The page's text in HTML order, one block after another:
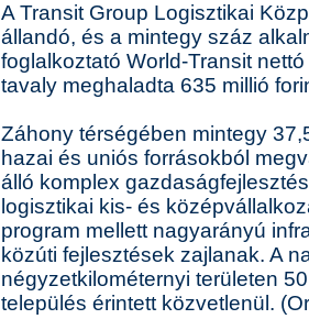
A Transit Group Logisztikai
állandó, és a mintegy száz
foglalkoztató World-Transit
tavaly meghaladta 635 millió
Záhony térségében mintegy
hazai és uniós forrásokból
álló komplex
logisztikai kis- és
program mellett nagyarányú
közúti fejlesztések zajlanak. A
négyzetkilométernyi területen
település érintett közvetlenül.